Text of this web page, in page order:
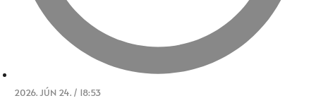
2026. JÚN 24. / 18:53